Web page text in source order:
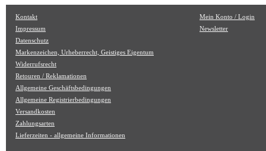
Kontakt
Impressum
Datenschutz
Markenzeichen, Urheberrecht, Geistiges Eigentum
Widerrufsrecht
Retouren / Reklamationen
Allgemeine Geschäftsbedingungen
Allgemeine Registrierbedingungen
Versandkosten
Zahlungsarten
Lieferzeiten - allgemeine Informationen
Mein Konto / Login
Newsletter